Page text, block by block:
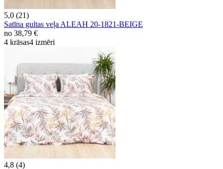
5,0 (21)
Satīna gultas veļa ALEAH 20-1821-BEIGE
no 38,79 €
4 krāsas4 izmēri
4,8 (4)